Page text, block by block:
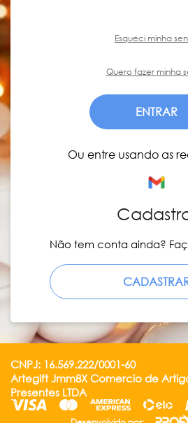
Esqueci minha
Quero fazer minha
ENTRAR
Ou entre usando as
Não tem conta ainda?
CNPJ: 16.569.222/0001-60
Artegift Jmm8X Comercio de
Presentes LTDA